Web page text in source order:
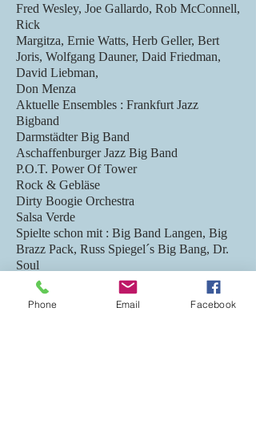
Fred Wesley, Joe Gallardo, Rob McConnell,
Rick
Margitza, Ernie Watts, Herb Geller, Bert
Joris, Wolfgang Dauner, Daid Friedman,
David Liebman,
Don Menza
Aktuelle Ensembles : Frankfurt Jazz
Bigband
Darmstädter Big Band
Aschaffenburger Jazz Big Band
P.O.T. Power Of Tower
Rock & Gebläse
Dirty Boogie Orchestra
Salsa Verde
Spielte schon mit : Big Band Langen, Big
Brazz Pack, Russ Spiegel´s Big Bang, Dr.
Soul
& The Chain Of Fools, IKS Big Band –
One O´Clock Jump Orchestra,
Landesjugendjazzorchester Hessen, Big
Phone Email Facebook